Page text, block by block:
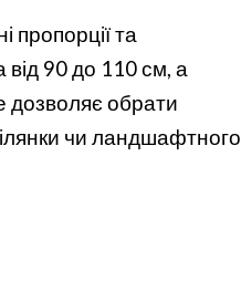
пропорції та
від 90 до 110 см, а
дозволяє обрати
чи ландшафтного